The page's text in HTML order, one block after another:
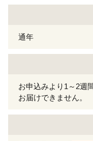
通年
お申込みより1～2
お届けできません。